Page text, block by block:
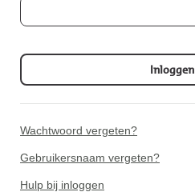
Inloggen
Wachtwoord vergeten?
Gebruikersnaam vergeten?
Hulp bij inloggen